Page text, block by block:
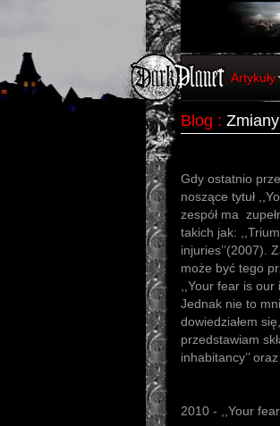
Artykuły
Blog : Zmiany
Gdy ostatnio
noszące tytuł
zespół ma
takich jak:
injuries’’(2007).
może być tego
,,Your fear is
Jednak nie to
dowiedziałem
przedstawiam
inhabitancy’’
2010 - ,,Your